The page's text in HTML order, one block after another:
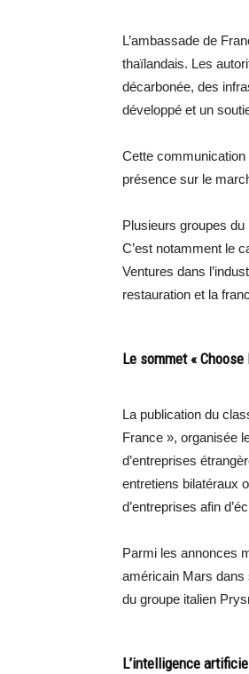
L’ambassade de
thaïlandais. Les
décarbonée, des
développé et un
Cette communication
présence sur le
Plusieurs groupes
C’est notamment le
Ventures dans
restauration et la
Le sommet «
La publication du
France », organisée
d’entreprises
entretiens bilatéraux
d’entreprises afin
Parmi les annonces
américain Mars dans
du groupe italien
L’intelligence